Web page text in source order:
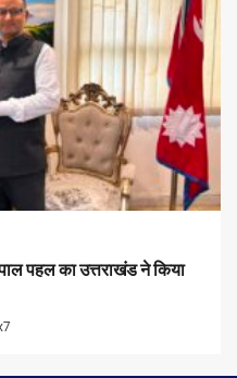
पहल का उत्तराखंड ने किया